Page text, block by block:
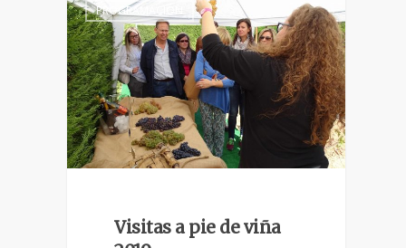
PROGRAMACIÓN
Visitas a pie de viña